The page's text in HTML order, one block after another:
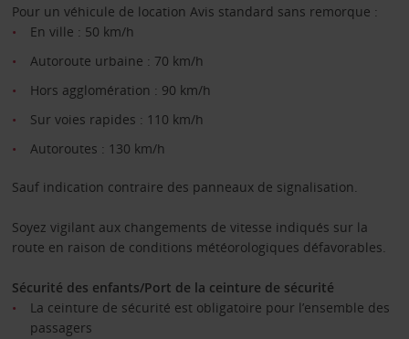
Pour un véhicule de location Avis standard sans remorque :
En ville : 50 km/h
Autoroute urbaine : 70 km/h
Hors agglomération : 90 km/h
Sur voies rapides : 110 km/h
Autoroutes : 130 km/h
Sauf indication contraire des panneaux de signalisation.
Soyez vigilant aux changements de vitesse indiqués sur la
route en raison de conditions météorologiques défavorables.
Sécurité des enfants/Port de la ceinture de sécurité
La ceinture de sécurité est obligatoire pour l’ensemble des
passagers